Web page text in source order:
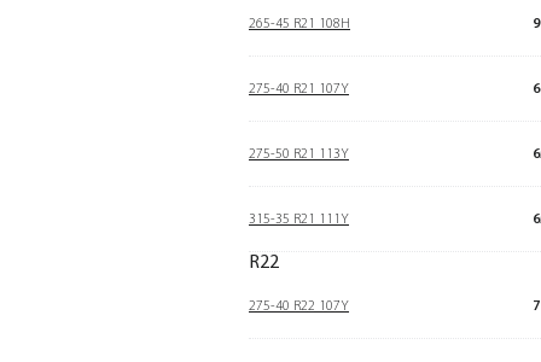
265-45 R21 108H
275-40 R21 107Y
275-50 R21 113Y
315-35 R21 111Y
R22
275-40 R22 107Y